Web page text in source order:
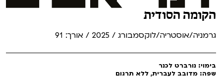
הקומה הסודית
גרמניה/אוסטריה/לוקסמבורג / 2025 / אורך: 91
בימוי: נורברט לכנר
שפה: מדובב לעברית, ללא תרגום